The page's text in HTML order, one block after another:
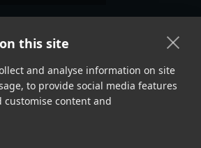
voorwaarden
info <
this site
and analyse information on site
to provide social media features
customise content and